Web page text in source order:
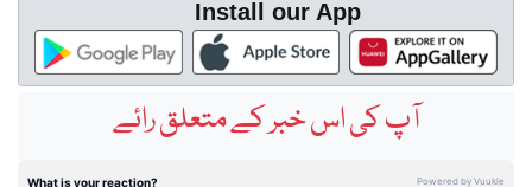
Install our App
آپ کی اس خبر کے متعلق رائے